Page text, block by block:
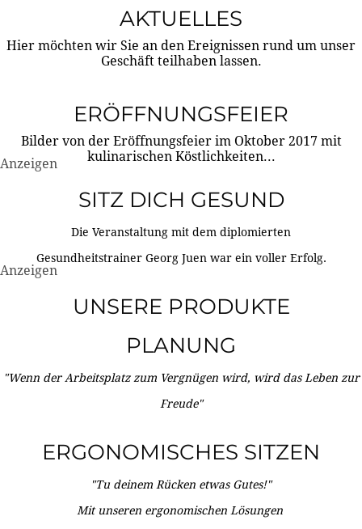
AKTUELLES
Hier möchten wir Sie an den Ereignissen rund um unser
Geschäft teilhaben lassen.
ERÖFFNUNGSFEIER
Bilder von der Eröffnungsfeier im Oktober 2017 mit
kulinarischen Köstlichkeiten...
Anzeigen
SITZ DICH GESUND
Die Veranstaltung mit dem diplomierten
Gesundheitstrainer Georg Juen war ein voller Erfolg.
Anzeigen
UNSERE PRODUKTE
PLANUNG
"Wenn der Arbeitsplatz zum Vergnügen wird, wird das Leben zur
Freude"
ERGONOMISCHES SITZEN
"Tu deinem Rücken etwas Gutes!"
Mit unseren ergonomischen Lösungen